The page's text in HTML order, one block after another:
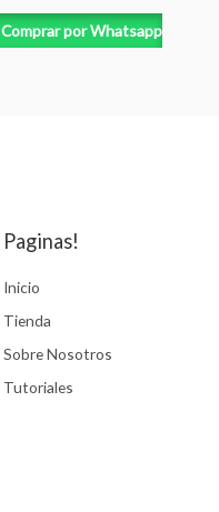
Comprar por Whatsapp
Paginas!
Inicio
Tienda
Sobre Nosotros
Tutoriales